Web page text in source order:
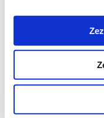
Ciasteczka
papierem do
niewielkie
nagrzanego do